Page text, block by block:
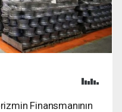
Finansmanının